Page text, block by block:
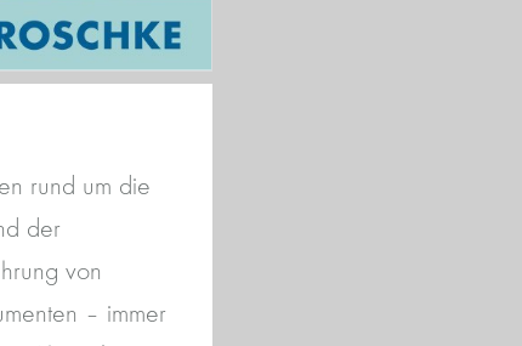
rund um die
der
von
– immer